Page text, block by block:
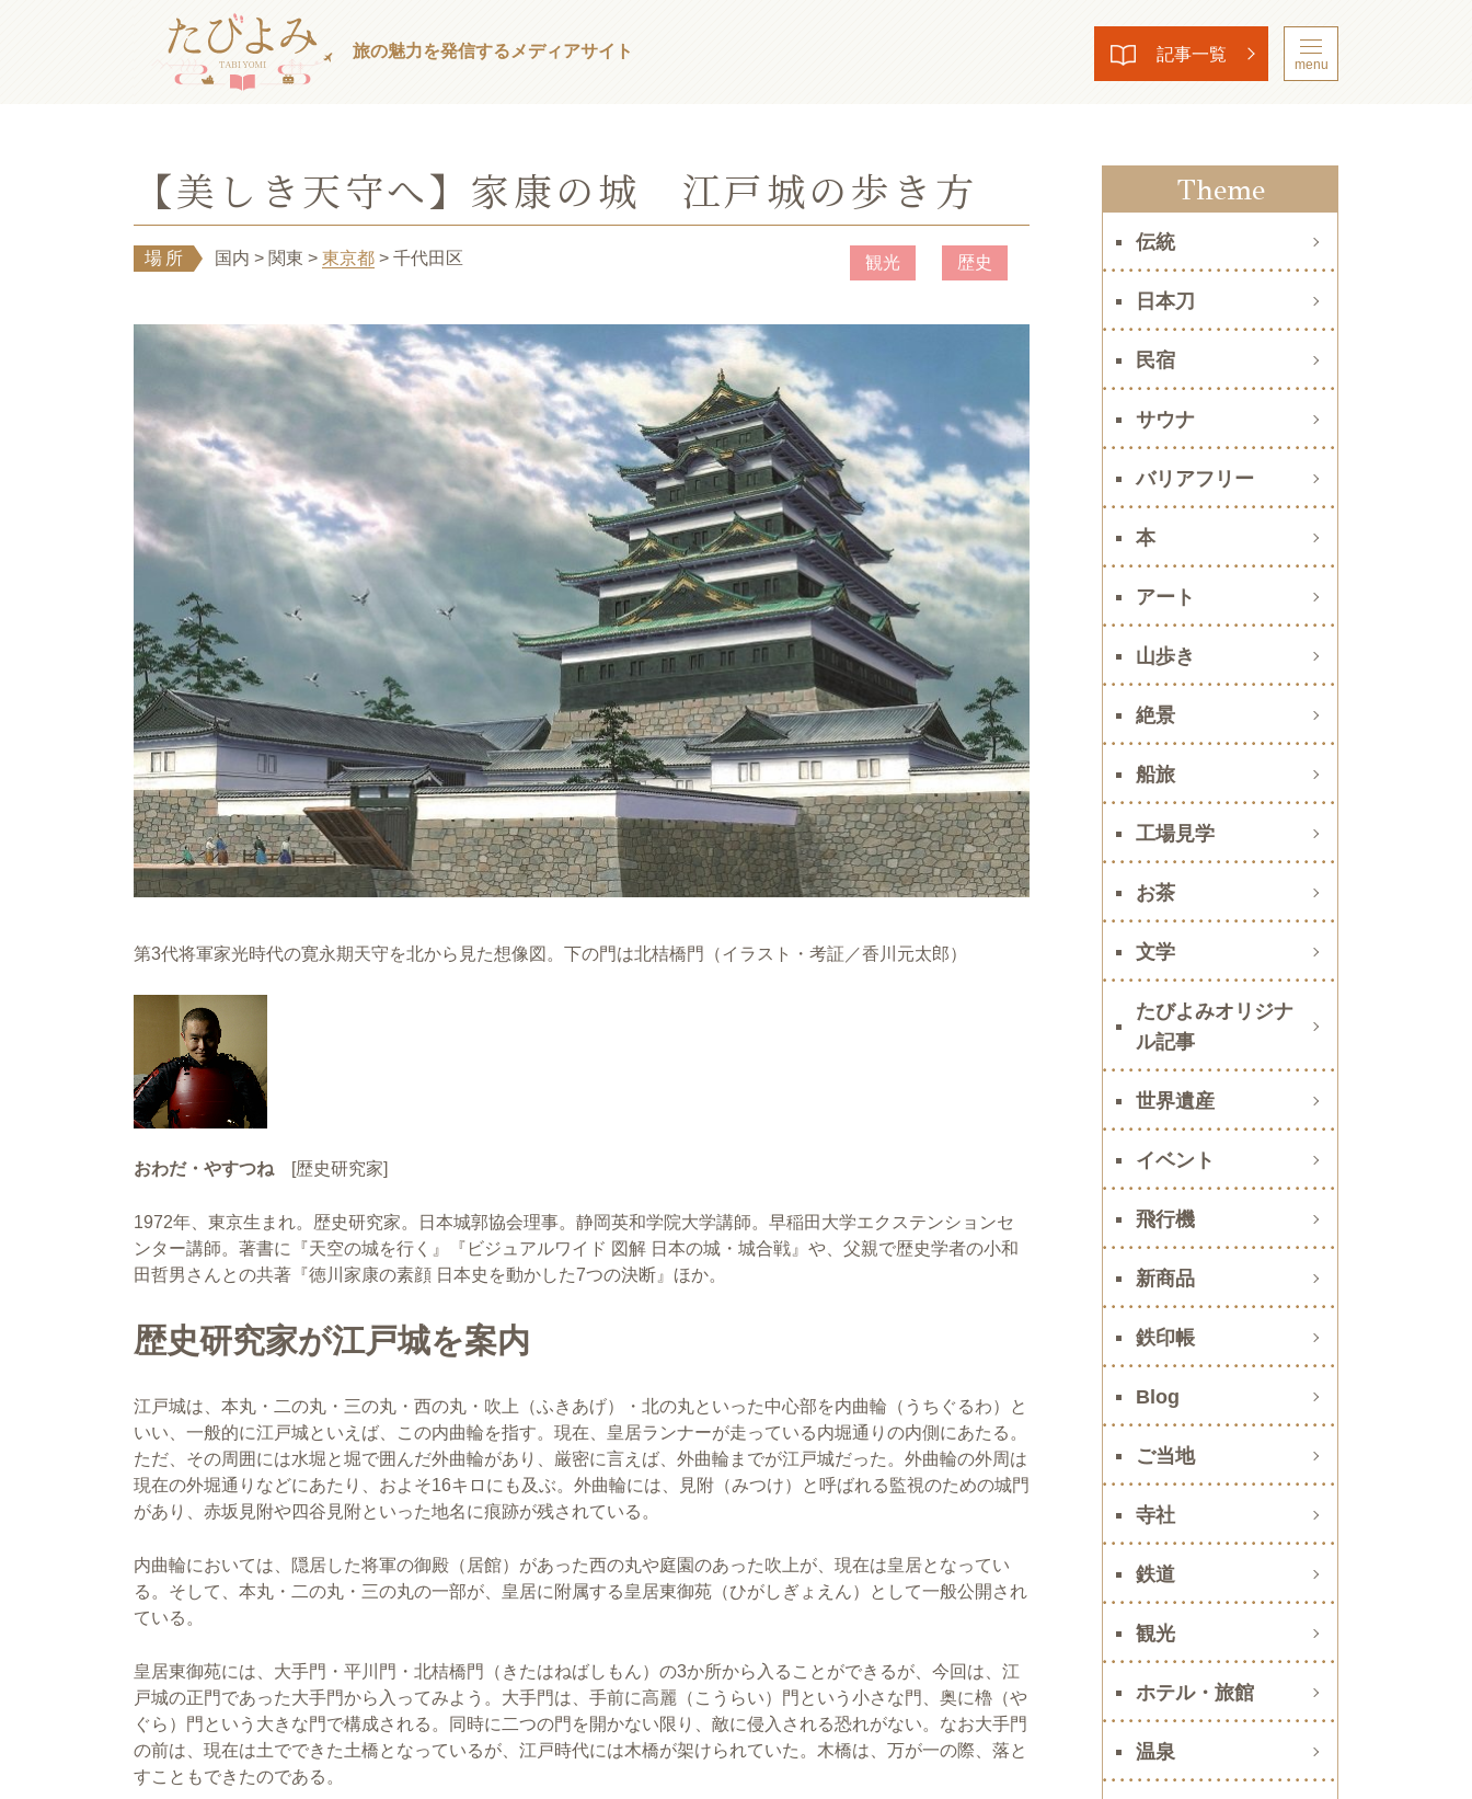
旅の魅力を発信する メディアサイト 記事一覧
menu
【美しき天守へ】家康の城 江戸城の歩き方
場所 国内 > 関東 >東京都 > 千代田区 観光 歴史
第3代将軍家光時代の寛永期天守を北から見た想像図。下の門は北桔橋門（イラスト・考証／香川元太郎）
おわだ・やすつね [歴史研究家]
1972年、東京生まれ。歴史研究家。日本城郭協会理事。静岡英和学院大学講師。早稲田大学エクステンションセ
ンター講師。著書に『天空の城を行く』『ビジュアルワイド 図解 日本の城・城合戦』や、父親で歴史学者の小和
田哲男さんとの共著『徳川家康の素顔 日本史を動かした7つの決断』ほか。
歴史研究家が江戸城を案内
江戸城は、本丸・二の丸・三の丸・西の丸・吹上（ふきあげ）・北の丸といった中心部を内曲輪（うちぐるわ）と
いい、一般的に江戸城といえば、この内曲輪を指す。現在、皇居ランナーが走っている内堀通りの内側にあたる。
ただ、その周囲には水堀と堀で囲んだ外曲輪があり、厳密に言えば、外曲輪までが江戸城だった。外曲輪の外周は
現在の外堀通りなどにあたり、およそ16キロにも及ぶ。外曲輪には、見附（みつけ）と呼ばれる監視のための城門
があり、赤坂見附や四谷見附といった地名に痕跡が残されている。
内曲輪においては、隠居した将軍の御殿（居館）があった西の丸や庭園のあった吹上が、現在は皇居となってい
る。そして、本丸・二の丸・三の丸の一部が、皇居に附属する皇居東御苑（ひがしぎょえん）として一般公開され
ている。
皇居東御苑には、大手門・平川門・北桔橋門（きたはねばしもん）の3か所から入ることができるが、今回は、江
戸城の正門であった大手門から入ってみよう。大手門は、手前に高麗（こうらい）門という小さな門、奥に櫓（や
ぐら）門という大きな門で構成される。同時に二つの門を開かない限り、敵に侵入される恐れがない。なお大手門
の前は、現在は土でできた土橋となっているが、江戸時代には木橋が架けられていた。木橋は、万が一の際、落と
すこともできたのである。
Theme
伝統
日本刀
民宿
サウナ
バリアフリー
本
アート
山歩き
絶景
船旅
工場見学
お茶
文学
たびよみオリジナ
ル記事
世界遺産
イベント
飛行機
新商品
鉄印帳
Blog
ご当地
寺社
鉄道
観光
ホテル・旅館
温泉